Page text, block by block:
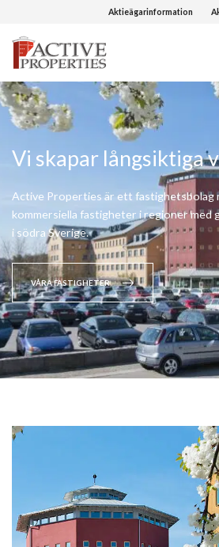
Aktieägarinformation
Vi skapar långsiktiga
Active Properties är ett fastighetsbolag
kommersiella fastigheter i regioner med
i södra Sverige.
VÅRA FASTIGHETER